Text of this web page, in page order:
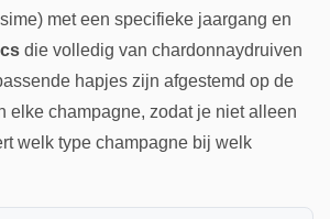
met een specifieke jaargang en
die volledig van chardonnaydruiven
hapjes zijn afgestemd op de
elke champagne, zodat je niet alleen
welk type champagne bij welk